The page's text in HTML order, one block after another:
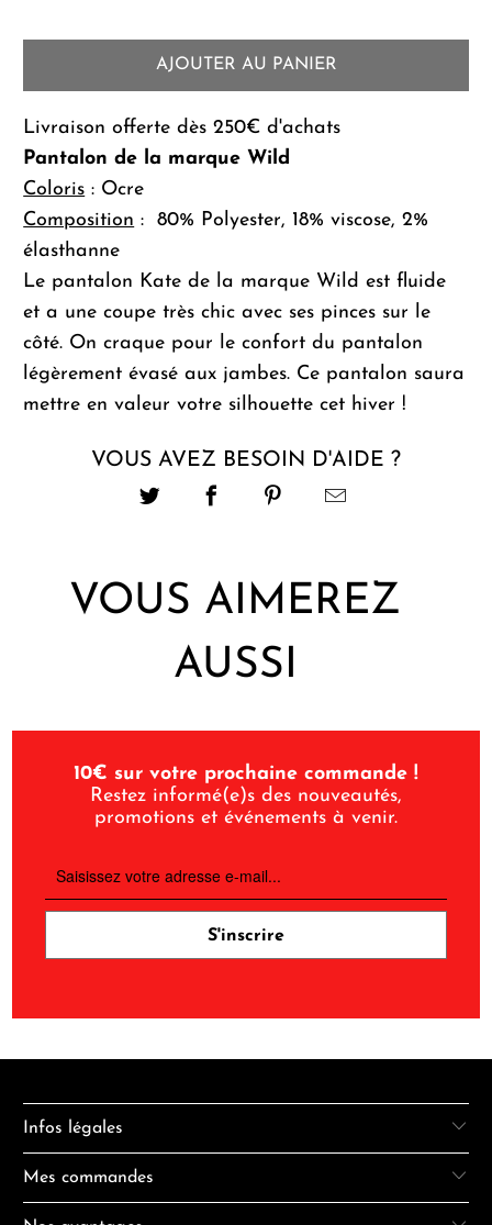
AJOUTER AU PANIER
Livraison offerte dès 250€ d'achats
Pantalon de la marque Wild
Coloris : Ocre
Composition : 80% Polyester, 18% viscose, 2%
élasthanne
Le pantalon Kate de la marque Wild est fluide
et a une coupe très chic avec ses pinces sur le
côté. On craque pour le confort du pantalon
légèrement évasé aux jambes. Ce pantalon saura
mettre en valeur votre silhouette cet hiver !
VOUS AVEZ BESOIN D'AIDE ?
VOUS AIMEREZ
AUSSI
10€ sur votre prochaine commande !
Restez informé(e)s des nouveautés,
promotions et événements à venir.
Infos légales
Mes commandes